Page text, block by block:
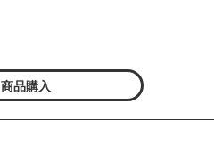
商品購入